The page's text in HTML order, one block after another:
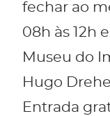
fechar ao
08h às 12h
Museu do
Hugo
Entrada